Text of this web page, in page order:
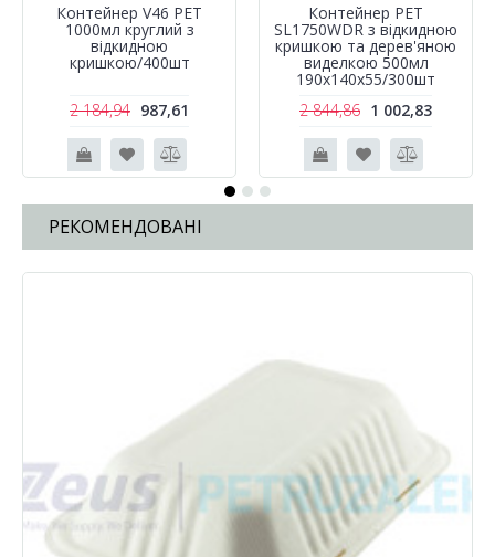
Контейнер V46 PET
1000мл круглий з
відкидною
кришкою/400шт
2 184,94 987,61
Контейнер РЕТ
SL1750WDR з відкидною
кришкою та дерев'яною
виделкою 500мл
190х140х55/300шт
2 844,86 1 002,83
РЕКОМЕНДОВАНІ